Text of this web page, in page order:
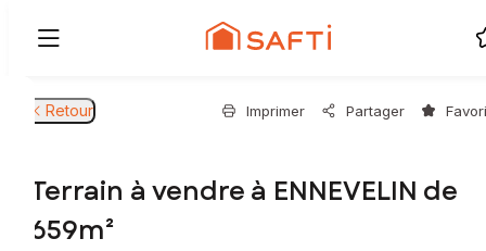
Retour Imprimer Partager
Terrain à vendre à ENNEVELIN de
659m²